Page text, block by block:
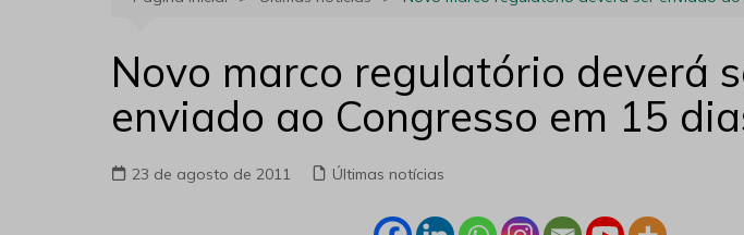
Novo marco regulatório deverá
enviado ao Congresso em 15
23 de agosto de 2011 Últimas notícias